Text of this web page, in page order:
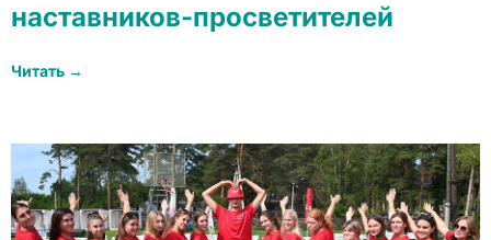
наставников-просветителей
Читать →